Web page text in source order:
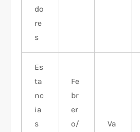
do
re
s
Es
ta
nc
ia
s
Fe
br
er
o/
Va